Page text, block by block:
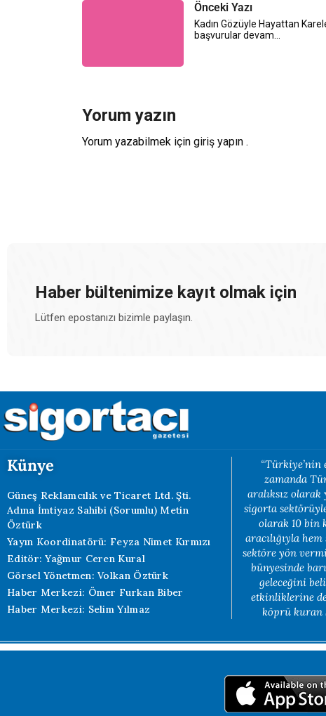
Önceki Yazı
Kadın Gözüyle Hayattan
başvurular devam…
Yorum yazın
Yorum yazabilmek için giriş yapın .
Haber bültenimize kayıt olmak için
Lütfen epostanızı bizimle paylaşın.
Künye
Güneş Reklamcılık ve Ticaret Ltd. Şti.
Adına İmtiyaz Sahibi (Sorumlu) Metin
Öztürk
Yayın Koordinatörü: Feyza Nimet Kırmızı
Editör: Yağmur Ceren Kural
Görsel Yönetmen: Volkan Öztürk
Haber Merkezi: Ömer Furkan Biber
Haber Merkezi: Selim Yılmaz
“Türkiye’nin
zamanda
aralıksız olarak
sigorta
olarak 10 bin
aracılığıyla
sektöre yön
bünyesinde
geleceğini
etkinliklerine
köprü kuran